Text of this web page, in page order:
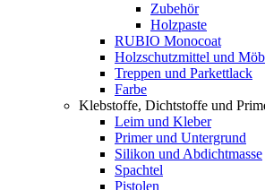
Zubehör
Holzpaste
RUBIO Monocoat
Holzschutzmittel und
Treppen und Parkettlack
Farbe
Klebstoffe, Dichtstoffe und
Leim und Kleber
Primer und Untergrund
Silikon und Abdichtmasse
Spachtel
Pistolen